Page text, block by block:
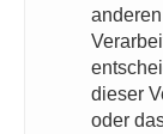
dieser
oder